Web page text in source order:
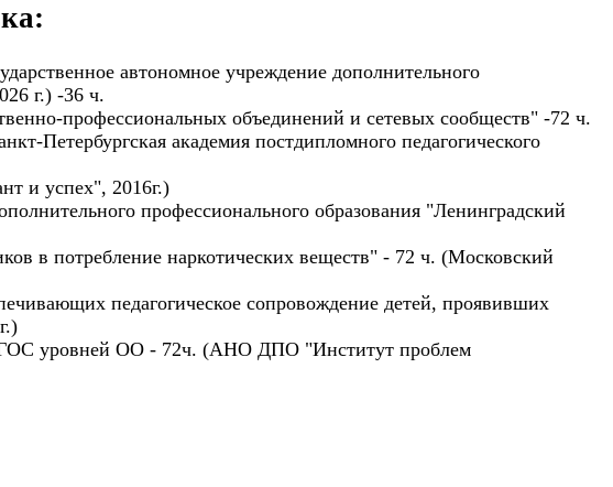
автономное учреждение дополнительного
г.) -36 ч.
профессиональных объединений и сетевых сообществ" -72 ч.
Петербургская академия постдипломного педагогического
и успех", 2016г.)
профессионального образования "Ленинградский
в потребление наркотических веществ" - 72 ч. (Московский
педагогическое сопровождение детей, проявивших
уровней ОО - 72ч. (АНО ДПО "Институт проблем